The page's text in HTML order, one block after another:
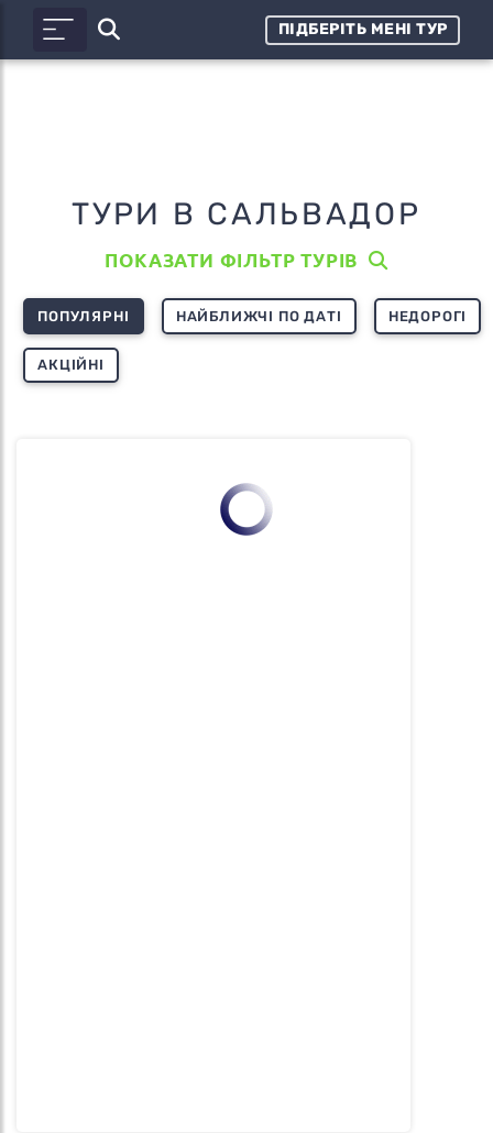
ПІДБЕРІТЬ МЕНІ ТУР
ТУРИ В САЛЬВАДОР
ПОКАЗАТИ ФІЛЬТР ТУРІВ
ПОПУЛЯРНІ НАЙБЛИЖЧІ ПО ДАТІ НЕДОРОГІ
АКЦІЙНІ